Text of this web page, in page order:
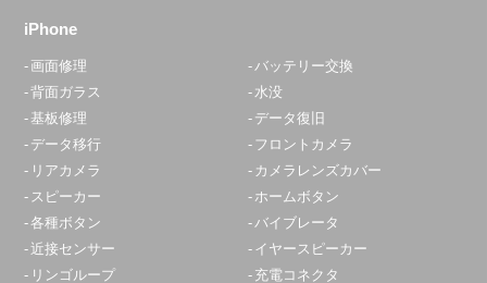
iPhone
画面修理
バッテリー交換
背面ガラス
水没
基板修理
データ復旧
データ移行
フロントカメラ
リアカメラ
カメラレンズカバー
スピーカー
ホームボタン
各種ボタン
バイブレータ
近接センサー
イヤースピーカー
リンゴループ
充電コネクタ